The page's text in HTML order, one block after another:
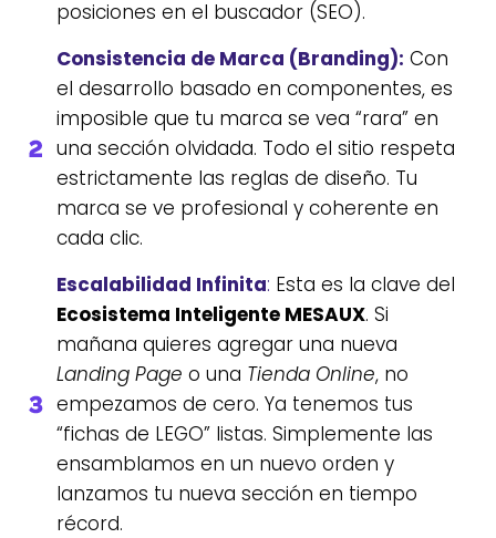
posiciones en el buscador (SEO).
Consistencia de Marca (Branding): Con
el desarrollo basado en componentes, es
imposible que tu marca se vea “rara” en
una sección olvidada. Todo el sitio respeta
estrictamente las reglas de diseño. Tu
marca se ve profesional y coherente en
cada clic.
Escalabilidad Infinita: Esta es la clave del
Ecosistema Inteligente MESAUX. Si
mañana quieres agregar una nueva
Landing Page o una Tienda Online, no
empezamos de cero. Ya tenemos tus
“fichas de LEGO” listas. Simplemente las
ensamblamos en un nuevo orden y
lanzamos tu nueva sección en tiempo
récord.